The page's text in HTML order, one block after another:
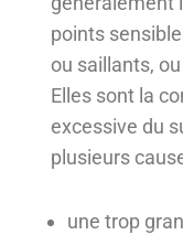
points
ou saillants,
Elles sont la
excessive du
plusieurs
une trop